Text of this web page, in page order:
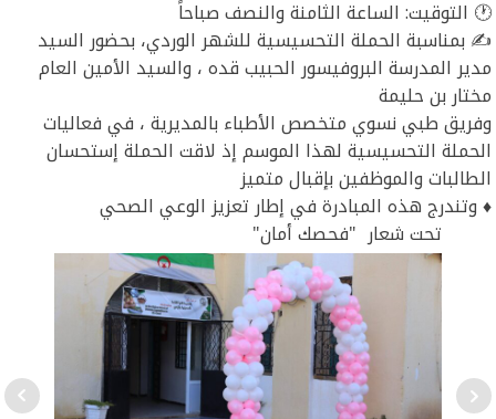
🕐 التوقيت: الساعة الثامنة والنصف صباحاً
✍️ بمناسبة الحملة التحسيسية للشهر الوردي، بحضور السيد
مدير المدرسة البروفيسور الحبيب قده ، والسيد الأمين العام
مختار بن حليمة
وفريق طبي نسوي متخصص الأطباء بالمديرية ، في فعاليات
الحملة التحسيسية لهذا الموسم إذ لاقت الحملة إستحسان
الطالبات والموظفين بإقبال متميز
♦️ وتندرج هذه المبادرة في إطار تعزيز الوعي الصحي
تحت شعار "فحصك أمان"